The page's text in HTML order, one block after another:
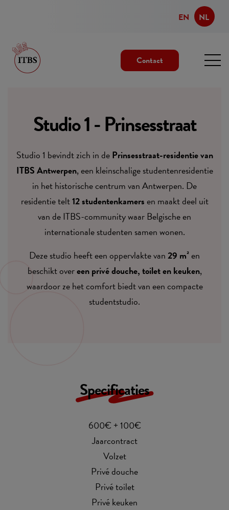
EN NL
Contact
Studio 1 - Prinsesstraat
Studio 1 bevindt zich in dePrinsesstraat-residentie van
ITBS Antwerpen, een kleinschalige studentenresidentie
in het historische centrum van Antwerpen. De
residentie telt12 studentenkamersen maakt deel uit
van de ITBS-community waar Belgische en
internationale studenten samen wonen.
Deze studio heeft een oppervlakte van29 m²en
beschikt overeen privé douche, toilet en keuken,
waardoor ze het comfort biedt van een compacte
studentstudio.
Specificaties
600€ + 100€
Jaarcontract
Volzet
Privé douche
Privé toilet
Privé keuken